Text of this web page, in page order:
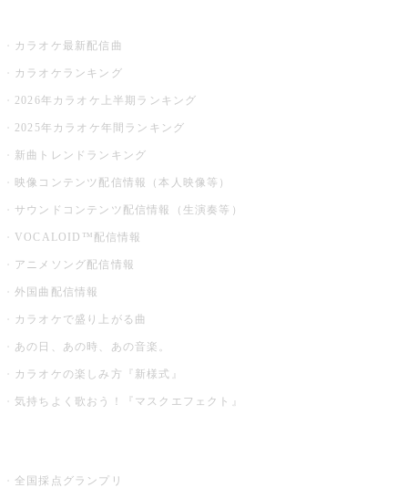
カラオケ最新配信曲
カラオケランキング
2026年カラオケ上半期ランキング
2025年カラオケ年間ランキング
新曲トレンドランキング
映像コンテンツ配信情報（本人映像等）
サウンドコンテンツ配信情報（生演奏等）
VOCALOID™配信情報
アニメソング配信情報
外国曲配信情報
カラオケで盛り上がる曲
あの日、あの時、あの音楽。
カラオケの楽しみ方『新様式』
気持ちよく歌おう！『マスクエフェクト』
全国採点グランプリ